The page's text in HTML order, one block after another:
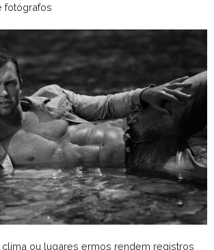
fotógrafos
ou lugares ermos rendem registros